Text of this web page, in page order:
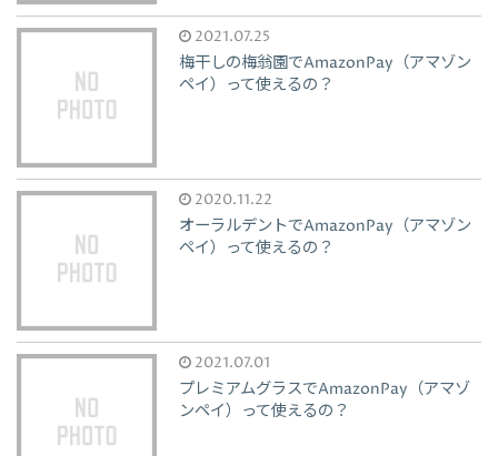
2021.07.25
梅干しの梅翁園でAmazonPay（アマゾン
ペイ）って使えるの？
2020.11.22
オーラルデントでAmazonPay（アマゾン
ペイ）って使えるの？
2021.07.01
プレミアムグラスでAmazonPay（アマゾ
ンペイ）って使えるの？